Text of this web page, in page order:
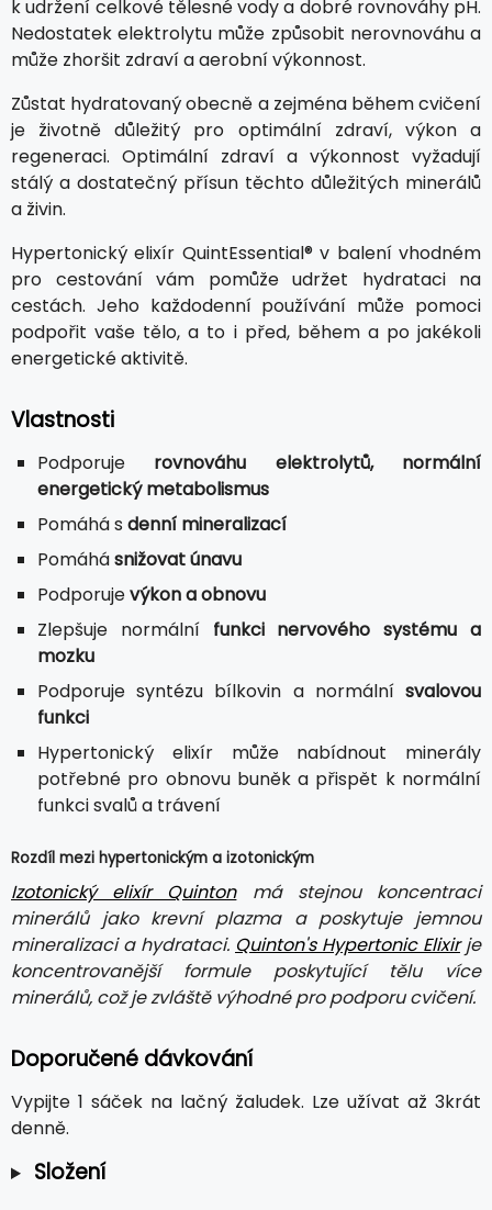
k udržení celkové tělesné vody a dobré rovnováhy pH.
Nedostatek elektrolytu může způsobit nerovnováhu a
může zhoršit zdraví a aerobní výkonnost.
Zůstat hydratovaný obecně a zejména během cvičení
je životně důležitý pro optimální zdraví, výkon a
regeneraci. Optimální zdraví a výkonnost vyžadují
stálý a dostatečný přísun těchto důležitých minerálů
a živin.
Hypertonický elixír QuintEssential® v balení vhodném
pro cestování vám pomůže udržet hydrataci na
cestách. Jeho každodenní používání může pomoci
podpořit vaše tělo, a to i před, během a po jakékoli
energetické aktivitě.
Vlastnosti
Podporuje rovnováhu elektrolytů, normální
energetický metabolismus
Pomáhá s denní mineralizací
Pomáhásnižovat únavu
Podporujevýkon a obnovu
Zlepšuje normální funkci nervového systému a
mozku
Podporuje syntézu bílkovin a normální svalovou
funkci
Hypertonický elixír může nabídnout minerály
potřebné pro obnovu buněk a přispět k normální
funkci svalů a trávení
Rozdíl mezi hypertonickým a izotonickým
Izotonický elixír Quintonmá stejnou koncentraci
minerálů jako krevní plazma a poskytuje jemnou
mineralizaci a hydrataci. Quinton's Hypertonic Elixirje
koncentrovanější formule poskytující tělu více
minerálů, což je zvláště výhodné pro podporu cvičení.
Doporučené dávkování
Vypijte 1 sáček na lačný žaludek. Lze užívat až 3krát
denně.
Složení